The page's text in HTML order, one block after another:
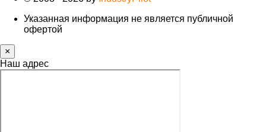
Указанная информация не является публичной
офертой
×
Наш адрес